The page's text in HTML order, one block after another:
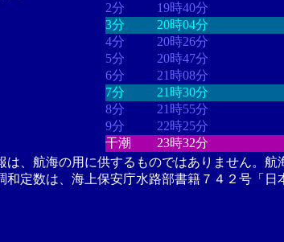
2分
19時40分
3分
20時04分
4分
20時26分
5分
20時47分
6分
21時08分
7分
21時30分
8分
21時55分
9分
22時25分
干潮
23時32分
は、航海の用に供するものではありません。
和定数は、海上保安庁水路部書籍７４２号「